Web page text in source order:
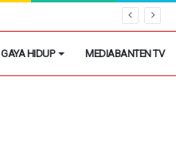
GAYA HIDUP MEDIABANTEN TV